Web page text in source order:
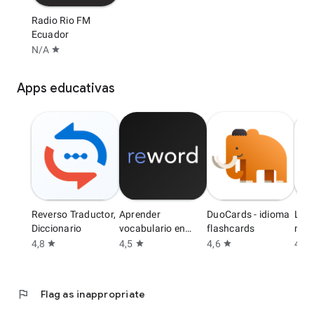
Radio Rio FM
Ecuador
N/A star
Apps educativas
Reverso Traductor,
Diccionario
4,8 star
Aprender
vocabulario en
Inglés
4,5 star
DuoCards - idioma
flashcards
4,6 star
min
4,6
flag Flag as inappropriate